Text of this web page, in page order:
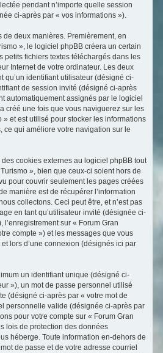
pendant n’importe quelle session
ci-après par « vos informations »).
de deux manières. Premièrement, en
», le logiciel phpBB créera un certain
petits fichiers textes téléchargés dans les
Internet de votre ordinateur. Les deux
qu’un identifiant utilisateur (désigné ci-
de session invité (désigné ci-après
automatiquement assignés par le logiciel
créé une fois que vous naviguerez sur les
» et est utilisé pour stocker les informations
ce qui améliore votre navigation sur le
cookies externes au logiciel phpBB tout
», bien que ceux-ci soient hors de
pour couvrir seulement les pages créées
manière est de récupérer l’information
collectons. Ceci peut être, et n’est pas
en tant qu’utilisateur invité (désignée ci-
sur « Forum Gran
compte ») et les messages que vous
lors d’une connexion (désignés ici par
un identifiant unique (désigné ci-
»), un mot de passe personnel utilisé
(désigné ci-après par « votre mot de
personnelle valide (désignée ci-après par
pour votre compte sur « Forum Gran
lois de protection des données
héberge. Toute information en-dehors de
de passe et de votre adresse courriel